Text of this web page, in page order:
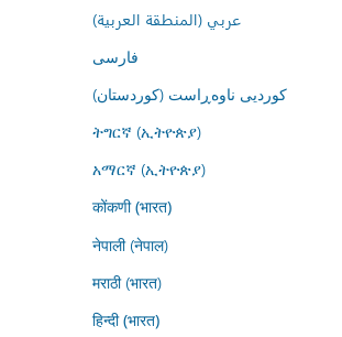
عربي (المنطقة العربية)
فارسى
کوردیی ناوەڕاست (کوردستان)
ትግርኛ (ኢትዮጵያ)
አማርኛ (ኢትዮጵያ)
कोंकणी (भारत)
नेपाली (नेपाल)
मराठी (भारत)
हिन्दी (भारत)